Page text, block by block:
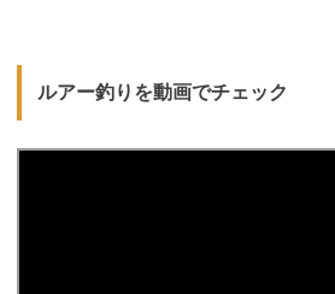
ルアー釣りを動画でチェック